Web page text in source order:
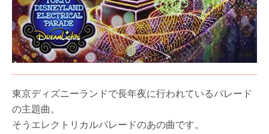
東京ディズニーランドで長年夜に行われているパレード
の主題曲。
そうエレクトリカルパレードのあの曲です。